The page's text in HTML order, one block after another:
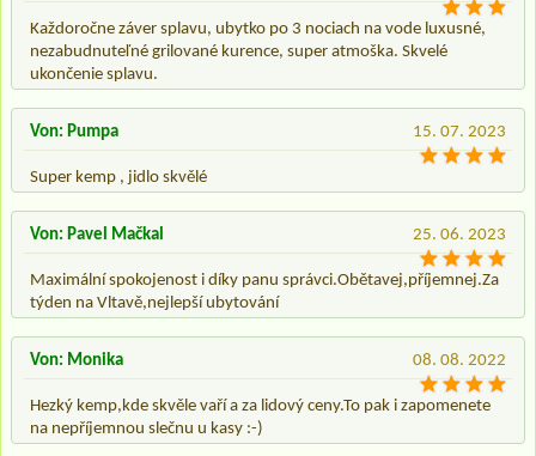
Každoročne záver splavu, ubytko po 3 nociach na vode luxusné,
nezabudnuteľné grilované kurence, super atmoška. Skvelé
ukončenie splavu.
15. 07. 2023
Von: Pumpa
Super kemp , jidlo skvělé
25. 06. 2023
Von: Pavel Mačkal
Maximální spokojenost i díky panu správci.Obětavej,příjemnej.Za
týden na Vltavě,nejlepší ubytování
08. 08. 2022
Von: Monika
Hezký kemp,kde skvěle vaří a za lidový ceny.To pak i zapomenete
na nepříjemnou slečnu u kasy :-)